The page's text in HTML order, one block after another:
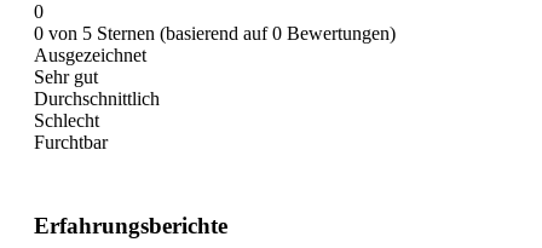
0
0 von 5 Sternen (basierend auf 0 Bewertungen)
Ausgezeichnet
Sehr gut
Durchschnittlich
Schlecht
Furchtbar
Erfahrungsberichte